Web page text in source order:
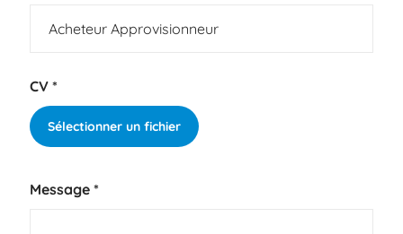
CV *
Sélectionner un fichier
Message *